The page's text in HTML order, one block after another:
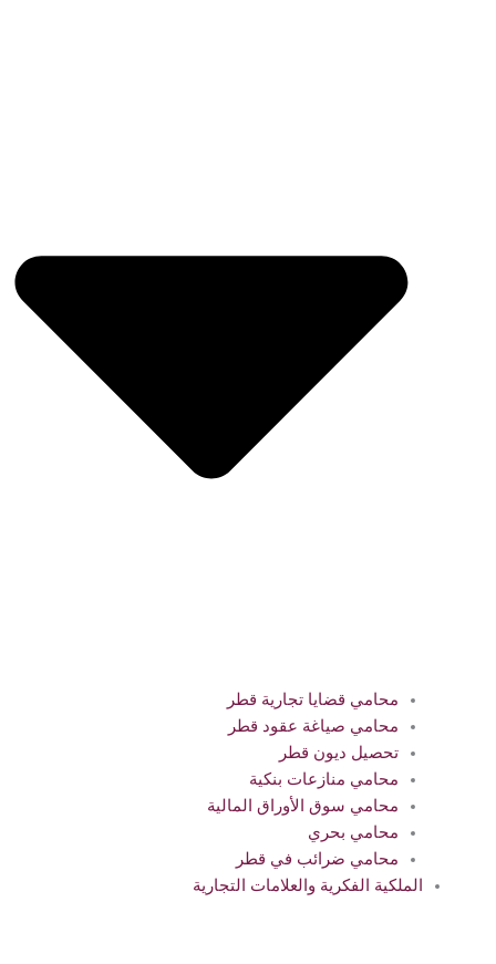
محامي قضايا تجارية قطر
محامي صياغة عقود قطر
تحصيل ديون قطر
محامي منازعات بنكية
محامي سوق الأوراق المالية
محامي بحري
محامي ضرائب في قطر
الملكية الفكرية والعلامات التجارية